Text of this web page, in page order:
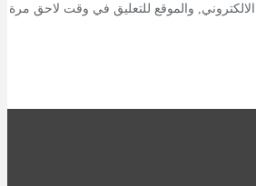
والموقع للتعليق في وقت لاحق مرة